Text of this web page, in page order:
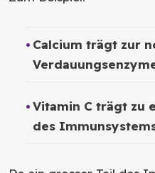
Calcium trägt zur
Vitamin C trägt zu
des